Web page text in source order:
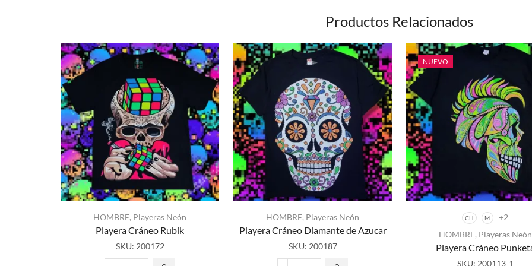
Productos Relacionados
HOMBRE, Playeras Neón
Playera Cráneo Rubik
SKU: 200172
HOMBRE, Playeras Neón
Playera Cráneo Diamante de Azucar
SKU: 200187
NUEVO
CH M
+2
HOMBRE, Playeras Neón
Playera Cráneo
SKU: 200113-1
Este
producto
tiene
múltiples